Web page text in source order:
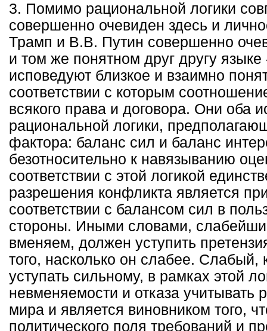
3. Помимо рациональной логики
совершенно очевиден здесь и
Трамп и В.В. Путин совершенно
и том же понятном друг другу
исповедуют близкое и взаимно
соответствии с которым
всякого права и договора. Они оба
рациональной логики,
фактора: баланс сил и баланс
безотносительно к навязыванию
соответствии с этой логикой
разрешения конфликта является
соответствии с балансом сил в
стороны. Иными словами,
вменяем, должен уступить
того, насколько он слабее. Слабый,
уступать сильному, в рамках этой
невменяемости и отказа учитывать
мира и является виновником того,
политического поля требований и